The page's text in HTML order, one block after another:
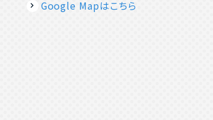
Google Mapはこちら